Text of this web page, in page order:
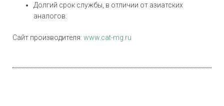
Долгий срок службы, в отличии от азиатских
аналогов.
Сайт производителя: www.cat-mg.ru